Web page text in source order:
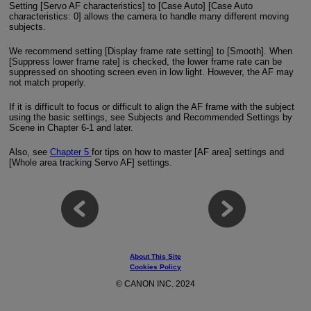
Setting [Servo AF characteristics] to [Case Auto] [Case Auto
characteristics: 0] allows the camera to handle many different moving
subjects.
We recommend setting [Display frame rate setting] to [Smooth]. When
[Suppress lower frame rate] is checked, the lower frame rate can be
suppressed on shooting screen even in low light. However, the AF may
not match properly.
If it is difficult to focus or difficult to align the AF frame with the subject
using the basic settings, see Subjects and Recommended Settings by
Scene in Chapter 6-1 and later.
Also, see Chapter 5 for tips on how to master [AF area] settings and
[Whole area tracking Servo AF] settings.
About This Site
Cookies Policy
© CANON INC. 2024